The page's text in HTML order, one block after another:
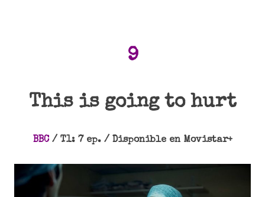
9
This is going to hurt
BBC/ T1: 7 ep. / Disponible en Movistar+